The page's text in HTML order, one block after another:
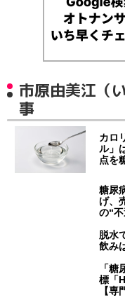
市原由美江（
事
カロ
ル」
点を
糖尿
げ、
の“
脱水
飲み
「
標「
【専